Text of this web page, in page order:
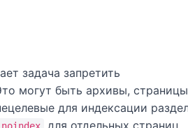
задача запретить
могут быть архивы, страницы
для индексации
для отдельных страниц